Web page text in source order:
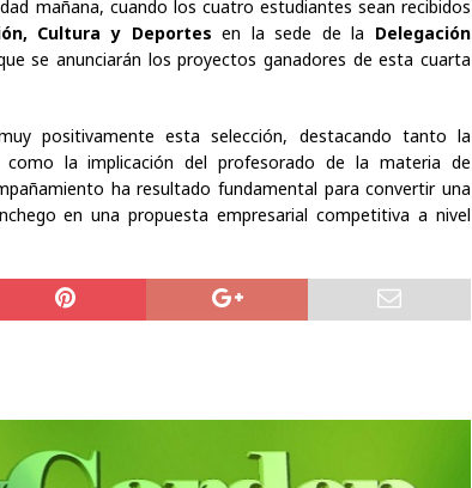
mañana, cuando los cuatro estudiantes sean recibidos
Cultura y Deportes en la sede de la Delegación
se anunciarán los proyectos ganadores de esta cuarta
positivamente esta selección, destacando tanto la
la implicación del profesorado de la materia de
ha resultado fundamental para convertir una
en una propuesta empresarial competitiva a nivel